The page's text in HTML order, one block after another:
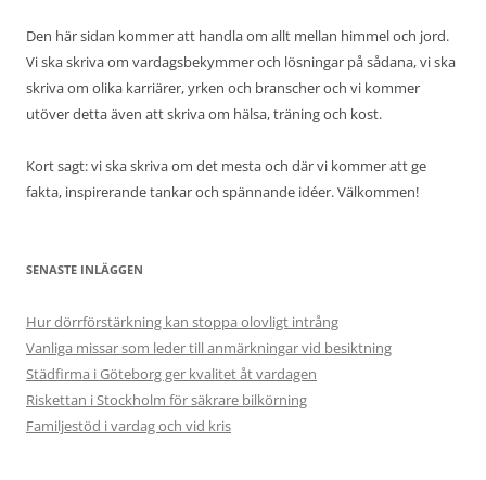
Den här sidan kommer att handla om allt mellan himmel och jord.
Vi ska skriva om vardagsbekymmer och lösningar på sådana, vi ska
skriva om olika karriärer, yrken och branscher och vi kommer
utöver detta även att skriva om hälsa, träning och kost.
Kort sagt: vi ska skriva om det mesta och där vi kommer att ge
fakta, inspirerande tankar och spännande idéer. Välkommen!
SENASTE INLÄGGEN
Hur dörrförstärkning kan stoppa olovligt intrång
Vanliga missar som leder till anmärkningar vid besiktning
Städfirma i Göteborg ger kvalitet åt vardagen
Riskettan i Stockholm för säkrare bilkörning
Familjestöd i vardag och vid kris